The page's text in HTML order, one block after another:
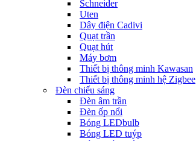
Schneider
Uten
Dây điện Cadivi
Quạt trần
Quạt hút
Máy bơm
Thiết bị thông minh Kawasan
Thiết bị thông minh hệ Zigbee
Đèn chiếu sáng
Đèn âm trần
Đèn ốp nổi
Bóng LEDbulb
Bóng LED tuýp